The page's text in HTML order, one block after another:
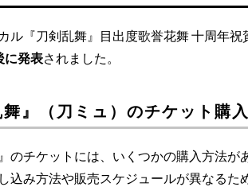
ル『刀剣乱舞』目出度歌誉花舞 十周年
に発表されました。
舞』（刀ミュ）のチケット購
のチケットには、いくつかの購入方法が
込み方法や販売スケジュールが異なるた